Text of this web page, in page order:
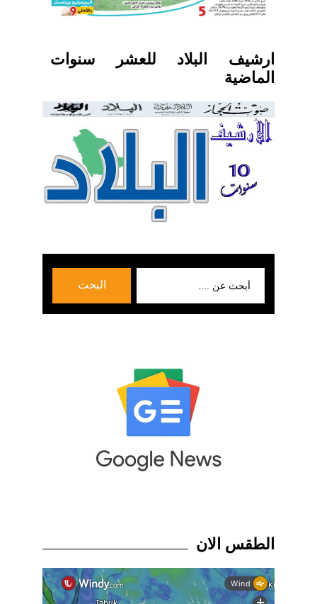
ارشيف البلاد للعشر سنوات
الماضية
البحث
الطقس الان